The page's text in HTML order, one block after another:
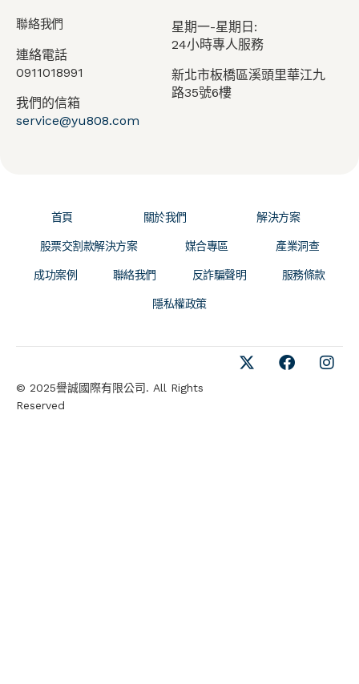
聯絡我們
連絡電話
0911018991
我們的信箱
service@yu808.com
星期一-星期日:
24小時專人服務
新北市板橋區溪頭里華江九
路35號6樓
首頁 關於我們 解決方案
股票交割款解決方案 媒合專區 產業洞查
成功案例 聯絡我們 反詐騙聲明 服務條款
隱私權政策
© 2025譽誠國際有限公司. All Rights
Reserved